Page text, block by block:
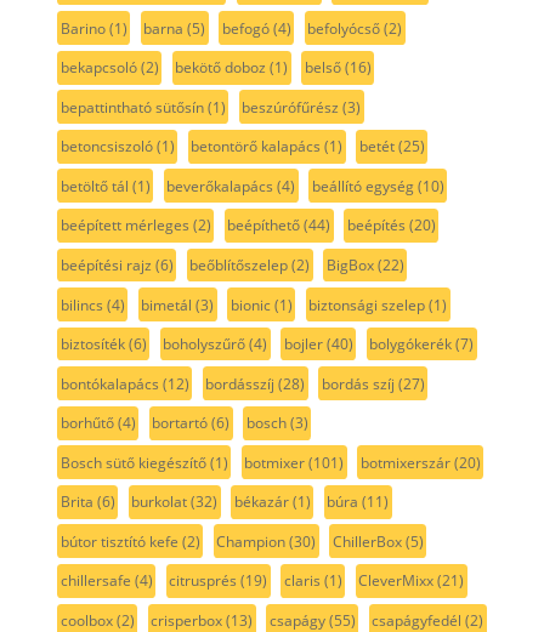
Barino(1) barna (5) befogó(4) befolyócső(2)
bekapcsoló(2) bekötő doboz (1) belső(16)
bepattintható sütősín(1) beszúrófűrész (3)
betoncsiszoló(1) betontörő kalapács (1) betét(25)
betöltő tál (1) beverőkalapács (4) beállító egység(10)
beépített mérleges (2) beépíthető(44) beépítés (20)
beépítési rajz (6) beőblítőszelep(2) BigBox(22)
bilincs (4) bimetál (3) bionic(1) biztonsági szelep(1)
biztosíték(6) boholyszűrő(4) bojler(40) bolygókerék(7)
bontókalapács (12) bordásszíj (28) bordás szíj (27)
borhűtő(4) bortartó(6) bosch(3)
Bosch sütő kiegészítő(1) botmixer(101) botmixerszár(20)
Brita (6) burkolat(32) békazár(1) búra (11)
bútor tisztító kefe (2) Champion(30) ChillerBox(5)
chillersafe (4) citrusprés (19) claris (1) CleverMixx(21)
coolbox(2) crisperbox(13) csapágy(55) csapágyfedél (2)